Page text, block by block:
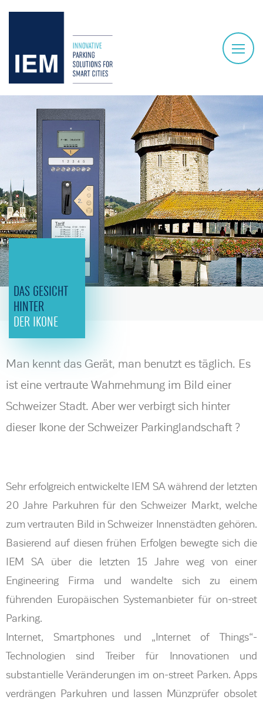
DAS GESICHT
HINTER
DER IKONE
Man kennt das Gerät, man benutzt es täglich. Es
ist eine vertraute Wahrnehmung im Bild einer
Schweizer Stadt. Aber wer verbirgt sich hinter
dieser Ikone der Schweizer Parkinglandschaft ?
Sehr erfolgreich entwickelte IEM SA während der letzten
20 Jahre Parkuhren für den Schweizer Markt, welche
zum vertrauten Bild in Schweizer Innenstädten gehören.
Basierend auf diesen frühen Erfolgen bewegte sich die
IEM SA über die letzten 15 Jahre weg von einer
Engineering Firma und wandelte sich zu einem
führenden Europäischen Systemanbieter für on-street
Parking.
Internet, Smartphones und „Internet of Things“-
Technologien sind Treiber für Innovationen und
substantielle Veränderungen im on-street Parken. Apps
verdrängen Parkuhren und lassen Münzprüfer obsolet